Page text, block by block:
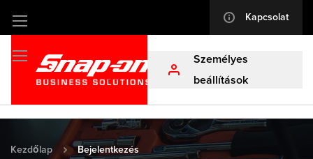
Ugrás
a
tartalomhoz
info Kapcsolat
profile
Személyes
beállítások
Kezdőlap Bejelentkezés